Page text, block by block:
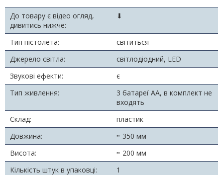
До товару є відео огляд,
дивитись нижче:
⬇
Тип пістолета:
світиться
Джерело світла:
світлодіодний, LED
Звукові ефекти:
є
Тип живлення:
3 батареї АА, в комплект не
входять
Склад:
пластик
Довжина:
≈ 350 мм
Висота:
≈ 200 мм
Кількість штук в упаковці:
1